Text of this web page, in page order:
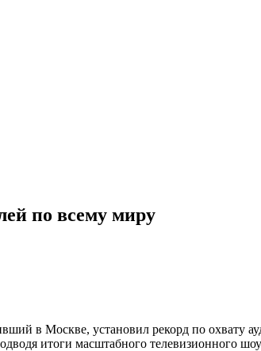
по всему миру
в Москве, установил рекорд по охвату
итоги масштабного телевизионного